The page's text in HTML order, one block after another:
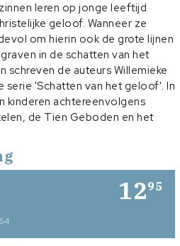
leren op jonge leeftijd
geloof. Wanneer ze
om hierin ook de grote lijnen
in de schatten van het
schreven de auteurs Willemieke
serie 'Schatten van het geloof'. In
kinderen achtereenvolgens
de Tien Geboden en het
krijgen kinderen een maand
stukje uit de Geloofsbelijdenis
van herbruikbare stickers als
de maand de
zelf opzeggen.
1295